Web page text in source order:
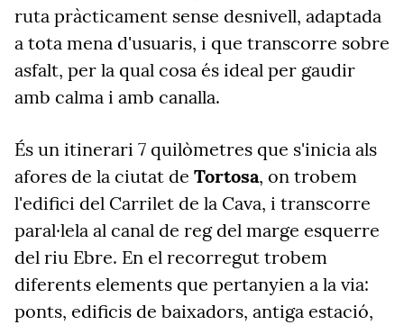
ruta pràcticament sense desnivell, adaptada
a tota mena d'usuaris, i que transcorre sobre
asfalt, per la qual cosa és ideal per gaudir
amb calma i amb canalla.
És un itinerari 7 quilòmetres que s'inicia als
afores de la ciutat de Tortosa, on trobem
l'edifici del Carrilet de la Cava, i transcorre
paral·lela al canal de reg del marge esquerre
del riu Ebre. En el recorregut trobem
diferents elements que pertanyien a la via:
ponts, edificis de baixadors, antiga estació,